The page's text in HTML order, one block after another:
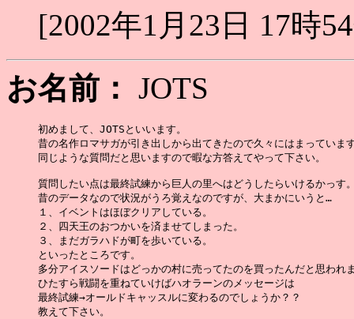
[2002年1月23日 17時
お名前： JOTS
初めまして、JOTSといいます。
昔の名作ロマサガが引き出しから出てきたので久々にはまっていま
同じような質問だと思いますので暇な方答えてやって下さい。
質問したい点は最終試練から巨人の里へはどうしたらいけるかっす
昔のデータなので状況がうろ覚えなのですが、大まかにいうと…
１、イベントはほぼクリアしている。
２、四天王のおつかいを済ませてしまった。
３、まだガラハドが町を歩いている。
といったところです。
多分アイスソードはどっかの村に売ってたのを買ったんだと思われ
ひたすら戦闘を重ねていけばハオラーンのメッセージは
最終試練→オールドキャッスルに変わるのでしょうか？？
教えて下さい。